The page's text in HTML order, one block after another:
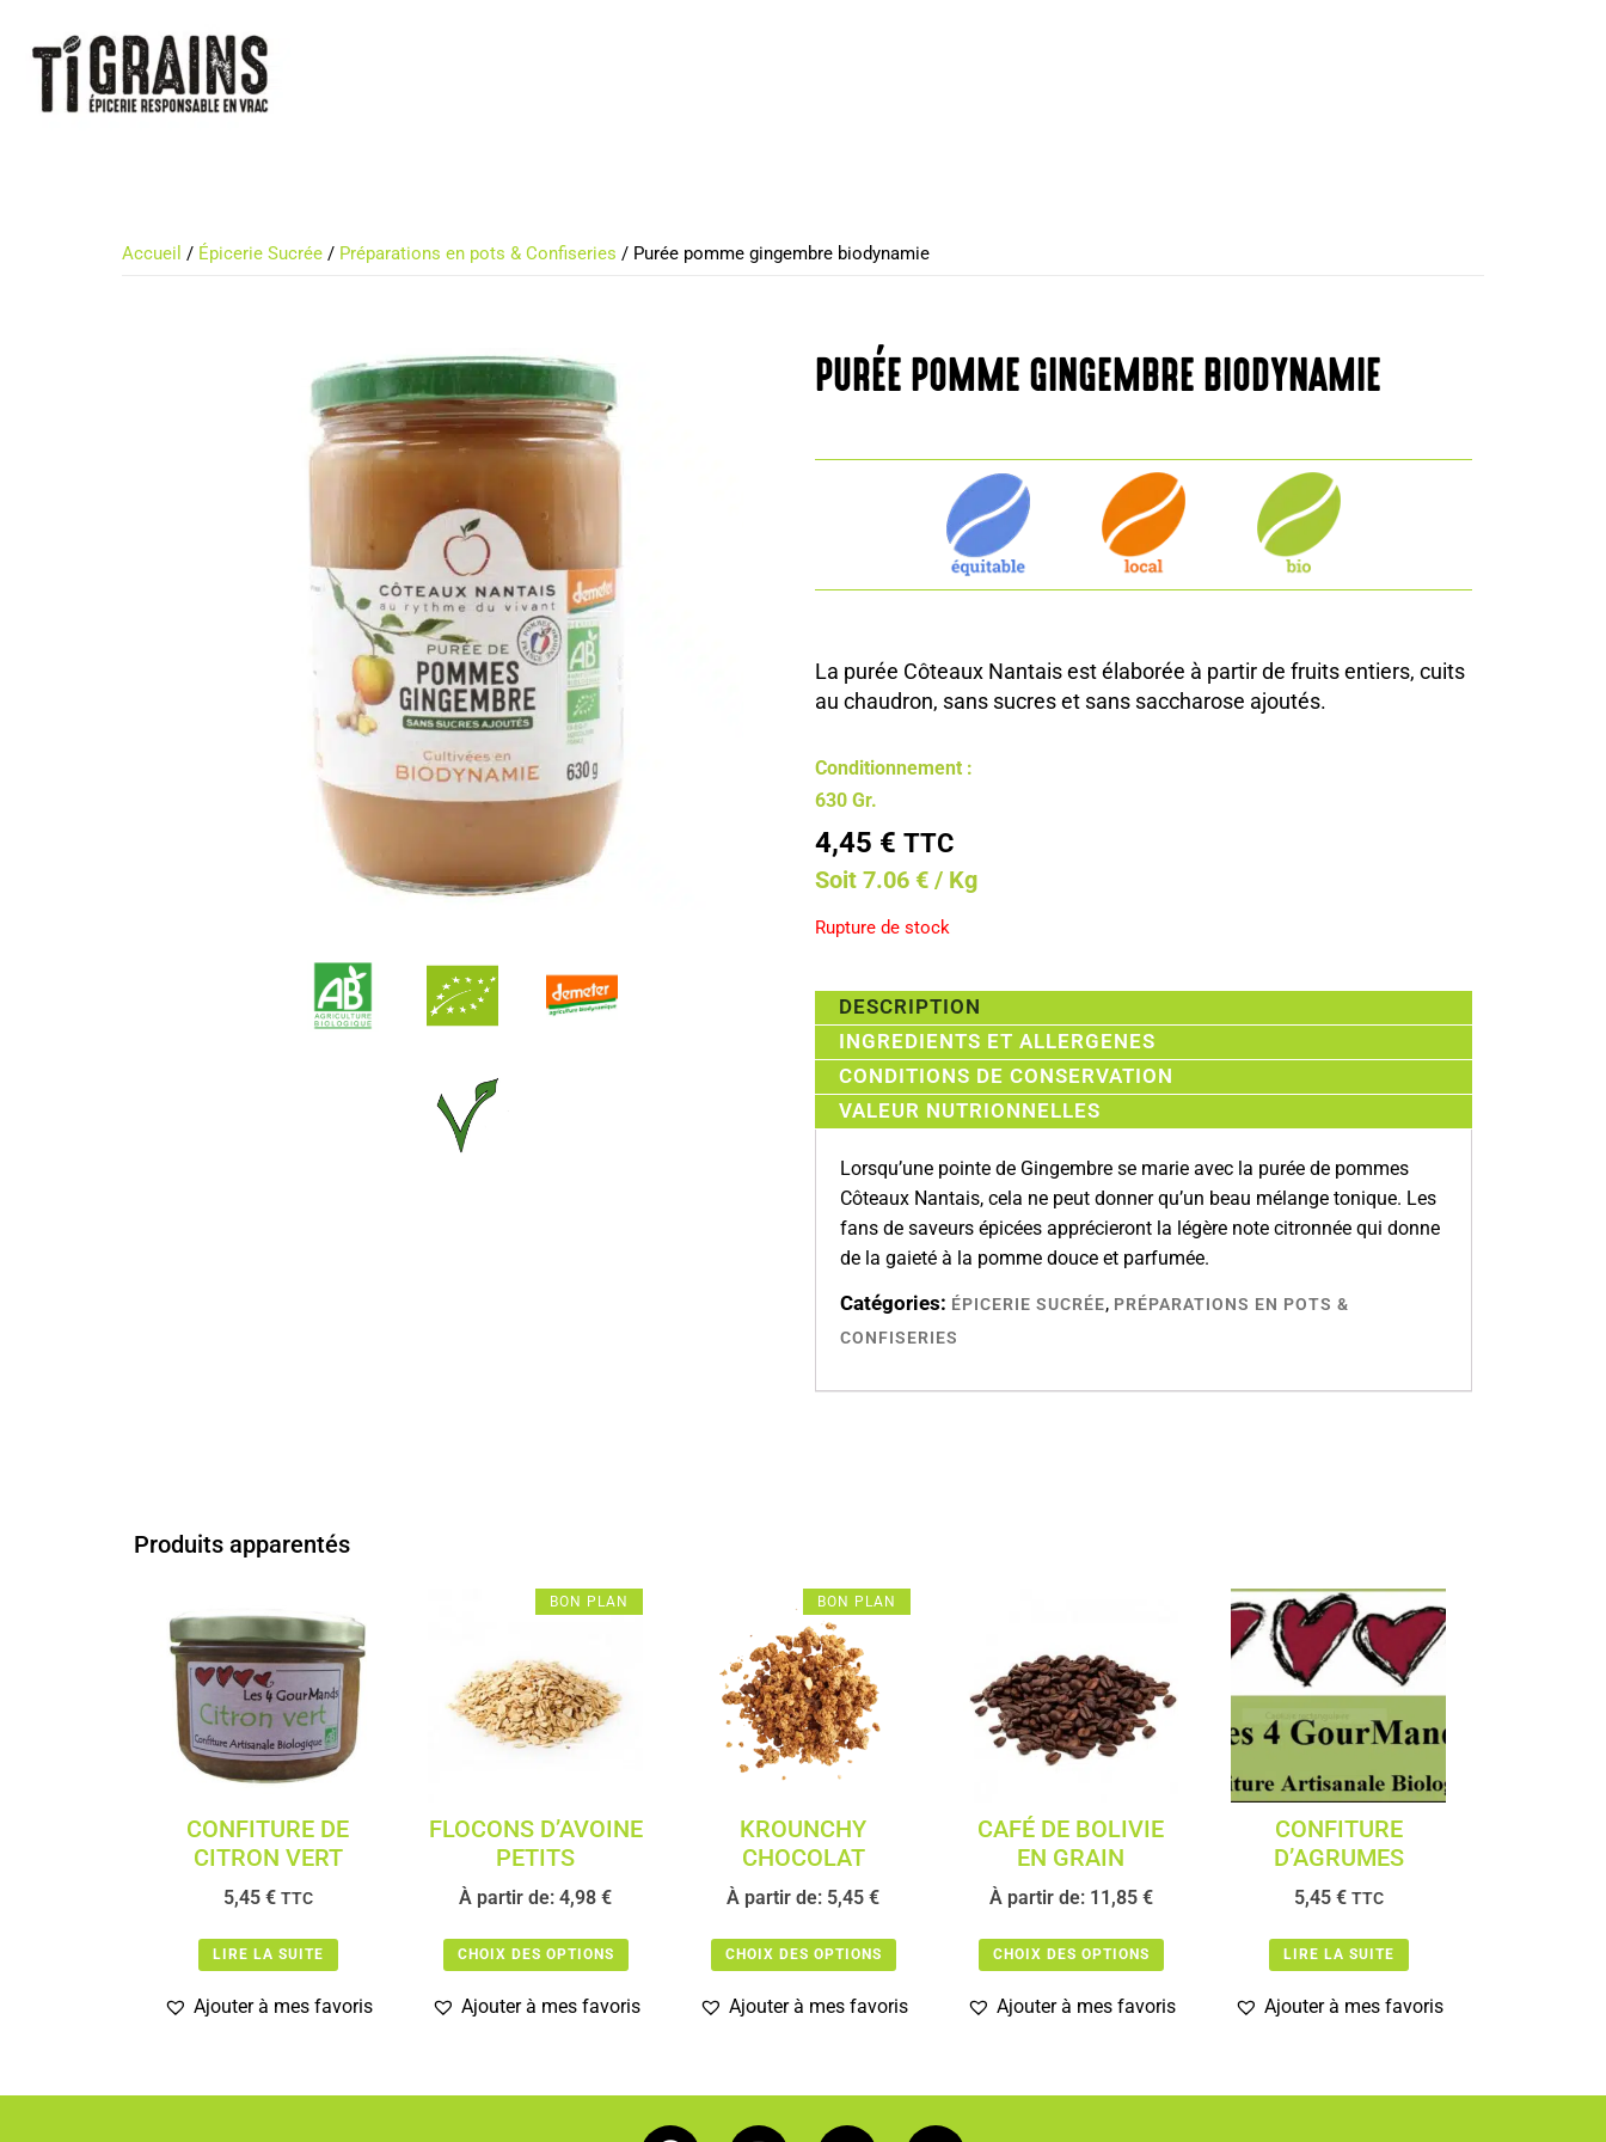
Accueil / Épicerie Sucrée / Préparations en pots & Confiseries / Purée pomme gingembre biodynamie
PURÉE POMME GINGEMBRE BIODYNAMIE
La purée Côteaux Nantais est élaborée à partir de fruits entiers, cuits
au chaudron, sans sucres et sans saccharose ajoutés.
Conditionnement :
630 Gr.
4,45 € TTC
Soit 7.06 € / Kg
Rupture de stock
DESCRIPTION
INGREDIENTS ET ALLERGENES
CONDITIONS DE CONSERVATION
VALEUR NUTRIONNELLES
Lorsqu’une pointe de Gingembre se marie avec la purée de pommes
Côteaux Nantais, cela ne peut donner qu’un beau mélange tonique. Les
fans de saveurs épicées apprécieront la légère note citronnée qui donne
de la gaieté à la pomme douce et parfumée.
Catégories: ÉPICERIE SUCRÉE, PRÉPARATIONS EN POTS &
CONFISERIES
Produits apparentés
CONFITURE DE
CITRON VERT
5,45 € TTC
LIRE LA SUITE
Ajouter à mes favoris
BON PLAN
FLOCONS D’AVOINE
PETITS
À partir de: 4,98 €
CHOIX DES OPTIONS
Ajouter à mes favoris
BON PLAN
KROUNCHY
CHOCOLAT
À partir de: 5,45 €
CHOIX DES OPTIONS
Ajouter à mes favoris
CAFÉ DE BOLIVIE
EN GRAIN
À partir de: 11,85 €
CHOIX DES OPTIONS
Ajouter à mes favoris
CONFITURE
D’AGRUMES
5,45 € TTC
LIRE LA SUITE
Ajouter à mes favoris